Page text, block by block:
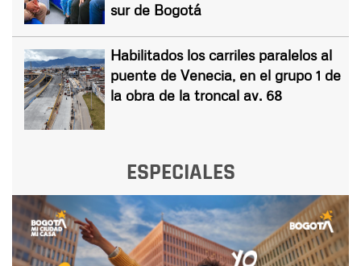
sur de Bogotá
Habilitados los carriles paralelos al
puente de Venecia, en el grupo 1 de
la obra de la troncal av. 68
ESPECIALES